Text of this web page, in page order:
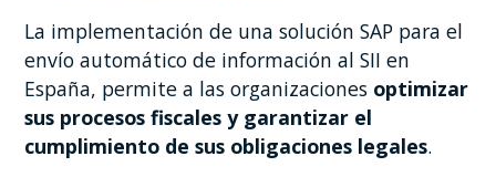
La implementación de una solución SAP para el
envío automático de información al SII en
España, permite a las organizaciones optimizar
sus procesos fiscales y garantizar el
cumplimiento de sus obligaciones legales.